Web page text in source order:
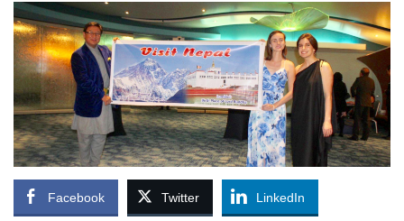
Facebook Twitter LinkedIn